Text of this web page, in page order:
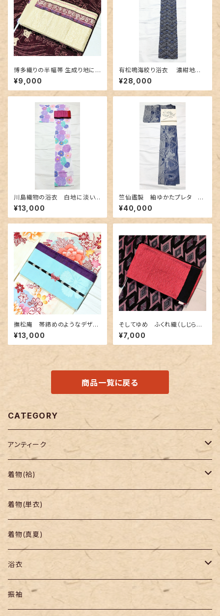
博多織りの半幅帯 生成り地に
豪華な地紋＆赤紫色
¥9,000
有松鳴海絞り浴衣 濃紺地に
青海波柄
¥28,000
川島織物の浴衣 白地に淡い
色合いの花柄
¥13,000
竺仙鑑製 紬ゆかたプレタ 縞
と流水と菖蒲
¥40,000
撫松庵 帯締めのようなデザイ
ン半幅帯 水色&紫色
¥13,000
そしてゆめ ふくれ織（しじら織）
のリバーシブル半幅帯
¥7,000
商品一覧に戻る
CATEGORY
アンティーク
着物
帯
羽織り・道行
着物(袷)
小紋
色無地・江戸小紋
紬
訪問着・付下
着物(単衣)
着物(真夏)
浴衣
セオα・ポリ
振袖